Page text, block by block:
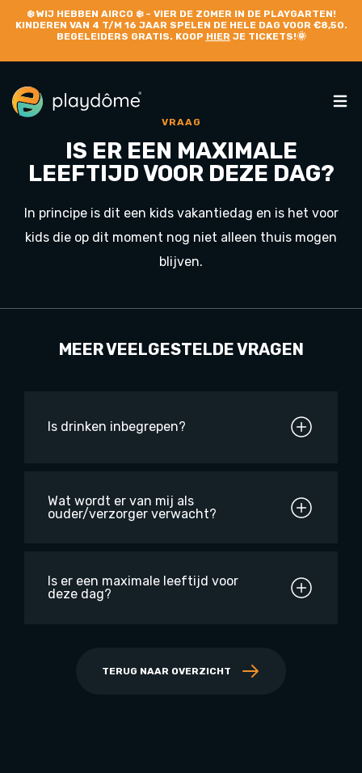
❄️WIJ HEBBEN AIRCO ❄️ – VIER DE ZOMER IN DE PLAYGARTEN!
KINDEREN VAN 4 T/M 16 JAAR SPELEN DE HELE DAG VOOR €8,50.
BEGELEIDERS GRATIS. KOOP HIERJE TICKETS!🌞
VRAAG
IS ER EEN MAXIMALE
LEEFTIJD VOOR DEZE DAG?
In principe is dit een kids vakantiedag en is het voor
kids die op dit moment nog niet alleen thuis mogen
blijven.
MEER VEELGESTELDE VRAGEN
Is drinken inbegrepen?
Wat wordt er van mij als
ouder/verzorger verwacht?
Is er een maximale leeftijd voor
deze dag?
TERUG NAAR OVERZICHT